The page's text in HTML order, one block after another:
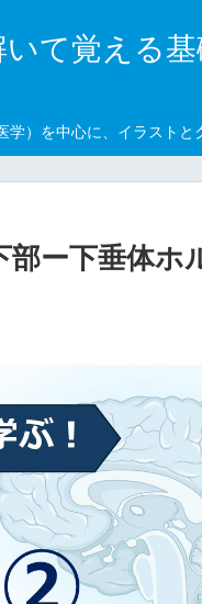
いて覚える
学）を中心に、イラストと
部ー下垂体ホ